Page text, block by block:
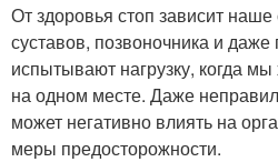
От здоровья стоп зависит
суставов, позвоночника и
испытывают нагрузку, когда
на одном месте. Даже
может негативно влиять на
меры предосторожности.